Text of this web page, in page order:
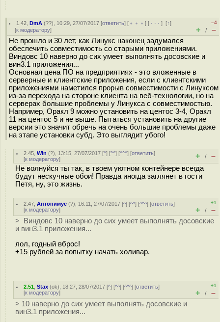
1.42 ,DmA (??), 10:29, 27/07/2017 [ответить] [ ﹢﹢﹢] [ · · ·][↑]
[к модератору]
–4
+ / –
Не прошло и 30 лет, как Линукс наконец задумался
обеспечить совместимость со старыми приложениями.
Виндовс 10 наверно до сих умеет выполнять досовские и
вин3.1 приложения...
Основная цена ПО на предприятиях - это вложенные в
серверные и клиентские приложения, если с клиентскими
приложениями наметился прорыв совместимости с Линуксом
из-за перехода на стороне клиента на веб-технологии, но на
серверах большие проблемы у Линукса с совместимостью.
Например, Оракл 9 можно установить на центос 3-4, Оракл
11 на центос 5 и не выше. Пытаться установить на другие
версии это значит обречь на очень большие проблемы даже
на этапе установки субд. Это выглядит убого!
2.45 ,Win (?), 13:15, 27/07/2017 [^] [^^] [^^^] [ответить]
[к модератору] + / –
Не волнуйся ты так, в твоем уютном контейнере всегда
будут нескучные обои! Правда иногда заглянет в гости
Петя, ну, это жизнь.
2.47 ,Антонимус (?), 16:11, 27/07/2017 [^] [^^] [^^^] [ответить]
[к модератору]
+1
+ / –
> Виндовс 10 наверно до сих умеет выполнять досовские
и вин3.1 приложения...
лол, годный вброс!
+15 рублей за попытку начать холивар.
2.51 ,Stax (ok), 18:27, 28/07/2017 [^] [^^] [^^^] [ответить]
[к модератору]
+1
+ / –
> 10 наверно до сих умеет выполнять досовские и
вин3.1 приложения...